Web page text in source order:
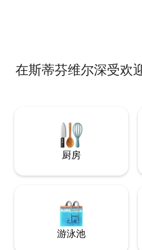
在斯蒂芬维尔深受欢
厨房
游泳池